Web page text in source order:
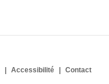
Accessibilité Contact